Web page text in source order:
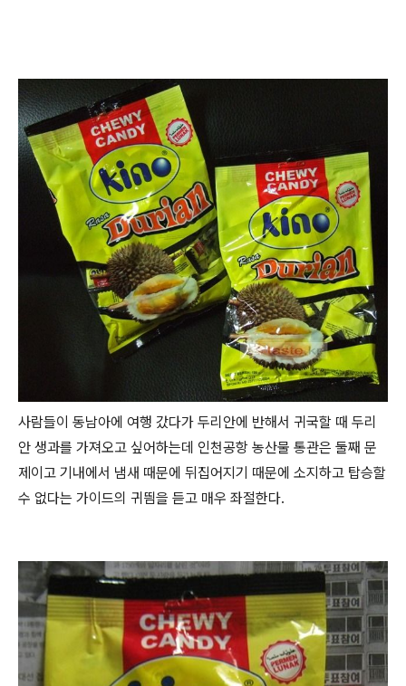
사람들이 동남아에 여행 갔다가 두리안에 반해서 귀국할 때 두리
안 생과를 가져오고 싶어하는데 인천공항 농산물 통관은 둘째 문
제이고 기내에서 냄새 때문에 뒤집어지기 때문에 소지하고 탑승할
수 없다는 가이드의 귀띔을 듣고 매우 좌절한다.